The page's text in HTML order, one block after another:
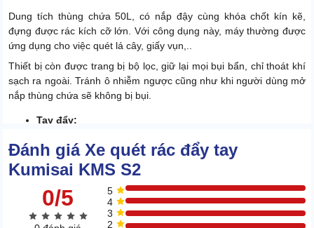
Dung tích thùng chứa 50L, có nắp đậy cùng khóa chốt kín kẽ,
đựng được rác kích cỡ lớn. Với công dụng này, máy thường được
ứng dụng cho việc quét lá cây, giấy vụn,..
Thiết bị còn được trang bị bộ lọc, giữ lại mọi bụi bẩn, chỉ thoát khí
sạch ra ngoài. Tránh ô nhiễm ngược cũng như khi người dùng mở
nắp thùng chứa sẽ không bị bụi.
Tay đẩy:
Đánh giá Xe quét rác đẩy tay
Kumisai KMS S2
0/5
5
4
3
2